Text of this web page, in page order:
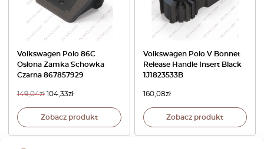
Volkswagen Polo 86C
Osłona Zamka Schowka
Czarna 867857929
149,04zł 104,33zł
Zobacz produkt
Volkswagen Polo V Bonnet
Release Handle Insert Black
1J1823533B
160,08zł
Zobacz produkt